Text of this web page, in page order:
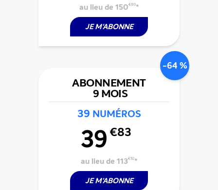
au lieu de 150€80*
JE M'ABONNE
-64 %
ABONNEMENT
9 MOIS
39 NUMÉROS
39 €83
au lieu de 113€10*
JE M'ABONNE